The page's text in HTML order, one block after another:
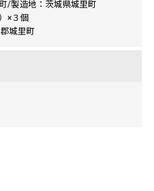
製造地：茨城県城里町
×３個
城里町